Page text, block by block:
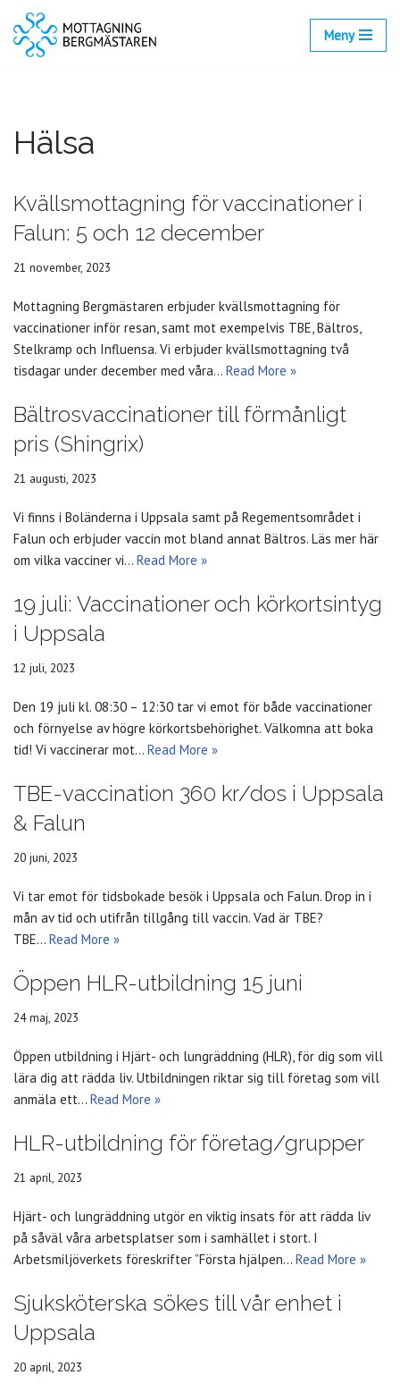
Hoppa
Meny
Hälsa
Kvällsmottagning för vaccinationer i
Falun: 5 och 12 december
21 november, 2023
Mottagning Bergmästaren erbjuder kvällsmottagning för
vaccinationer inför resan, samt mot exempelvis TBE, Bältros,
Stelkramp och Influensa. Vi erbjuder kvällsmottagning två
tisdagar under december med våra… Read More »
Bältrosvaccinationer till förmånligt
pris (Shingrix)
21 augusti, 2023
Vi finns i Boländerna i Uppsala samt på Regementsområdet i
Falun och erbjuder vaccin mot bland annat Bältros. Läs mer här
om vilka vacciner vi… Read More »
19 juli: Vaccinationer och körkortsintyg
i Uppsala
12 juli, 2023
Den 19 juli kl. 08:30 – 12:30 tar vi emot för både vaccinationer
och förnyelse av högre körkortsbehörighet. Välkomna att boka
tid! Vi vaccinerar mot… Read More »
TBE-vaccination 360 kr/dos i Uppsala
& Falun
20 juni, 2023
Vi tar emot för tidsbokade besök i Uppsala och Falun. Drop in i
mån av tid och utifrån tillgång till vaccin. Vad är TBE?
TBE… Read More »
Öppen HLR-utbildning 15 juni
24 maj, 2023
Öppen utbildning i Hjärt- och lungräddning (HLR), för dig som vill
lära dig att rädda liv. Utbildningen riktar sig till företag som vill
anmäla ett… Read More »
HLR-utbildning för företag/grupper
21 april, 2023
Hjärt- och lungräddning utgör en viktig insats för att rädda liv
på såväl våra arbetsplatser som i samhället i stort. I
Arbetsmiljöverkets föreskrifter ”Första hjälpen… Read More »
Sjuksköterska sökes till vår enhet i
Uppsala
20 april, 2023